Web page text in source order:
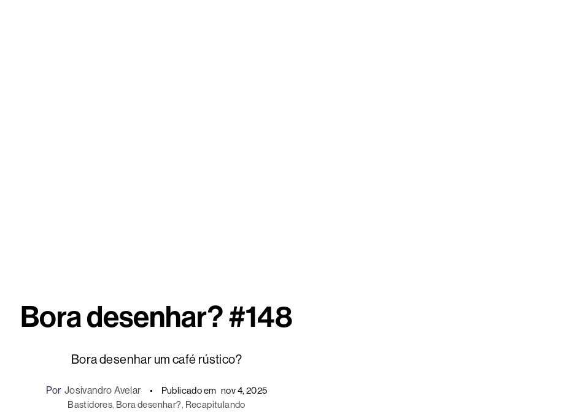
Bora desenhar? #148
Bora desenhar um café rústico?
Por Josivandro Avelar Publicado em nov 4, 2025
Bastidores, Bora desenhar?, Recapitulando